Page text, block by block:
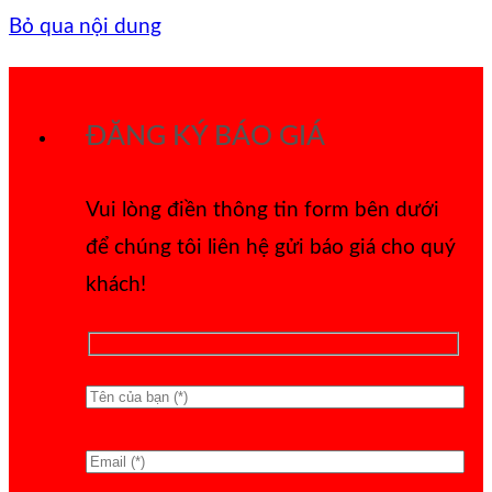
Bỏ qua nội dung
ĐĂNG KÝ BÁO GIÁ
Vui lòng điền thông tin form bên dưới
để chúng tôi liên hệ gửi báo giá cho quý
khách!